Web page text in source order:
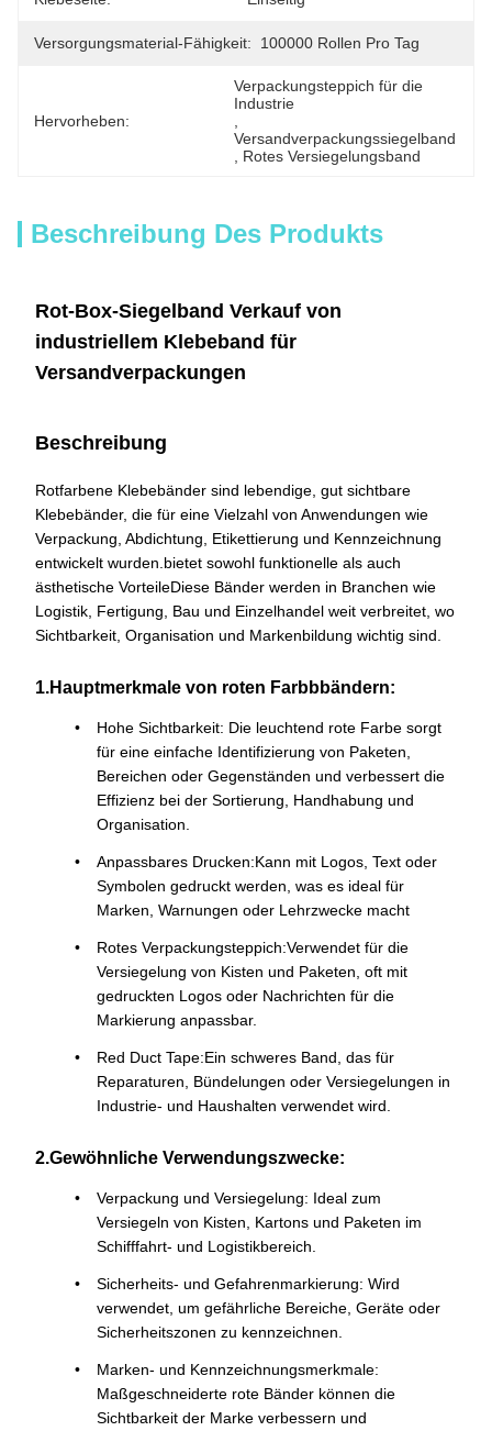
Versorgungsmaterial-Fähigkeit: 100000 Rollen Pro Tag
Hervorheben:
Verpackungsteppich für die
Industrie
Versandverpackungssiegelband
Rotes Versiegelungsband
Beschreibung Des Produkts
Rot-Box-Siegelband Verkauf von
industriellem Klebeband für
Versandverpackungen
Beschreibung
Rotfarbene Klebebänder sind lebendige, gut sichtbare
Klebebänder, die für eine Vielzahl von Anwendungen wie
Verpackung, Abdichtung, Etikettierung und Kennzeichnung
entwickelt wurden.bietet sowohl funktionelle als auch
ästhetische VorteileDiese Bänder werden in Branchen wie
Logistik, Fertigung, Bau und Einzelhandel weit verbreitet, wo
Sichtbarkeit, Organisation und Markenbildung wichtig sind.
1.Hauptmerkmale von roten Farbbbändern:
Hohe Sichtbarkeit: Die leuchtend rote Farbe sorgt
für eine einfache Identifizierung von Paketen,
Bereichen oder Gegenständen und verbessert die
Effizienz bei der Sortierung, Handhabung und
Organisation.
Anpassbares Drucken:Kann mit Logos, Text oder
Symbolen gedruckt werden, was es ideal für
Marken, Warnungen oder Lehrzwecke macht
Rotes Verpackungsteppich:Verwendet für die
Versiegelung von Kisten und Paketen, oft mit
gedruckten Logos oder Nachrichten für die
Markierung anpassbar.
Red Duct Tape:Ein schweres Band, das für
Reparaturen, Bündelungen oder Versiegelungen in
Industrie- und Haushalten verwendet wird.
2.Gewöhnliche Verwendungszwecke:
Verpackung und Versiegelung: Ideal zum
Versiegeln von Kisten, Kartons und Paketen im
Schifffahrt- und Logistikbereich.
Sicherheits- und Gefahrenmarkierung: Wird
verwendet, um gefährliche Bereiche, Geräte oder
Sicherheitszonen zu kennzeichnen.
Marken- und Kennzeichnungsmerkmale:
Maßgeschneiderte rote Bänder können die
Sichtbarkeit der Marke verbessern und